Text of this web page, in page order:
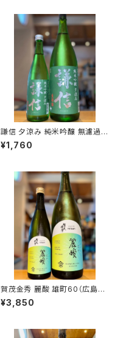
謙信 夕涼み 純米吟醸 無濾過生
720ml１本（池田屋酒造・新潟
県糸魚川市新鉄）
¥1,760
賀茂金秀 麗酸 雄町60（広島限
定）1800ml１本（金光酒造・広
島県東広島市黒瀬町）
¥3,850